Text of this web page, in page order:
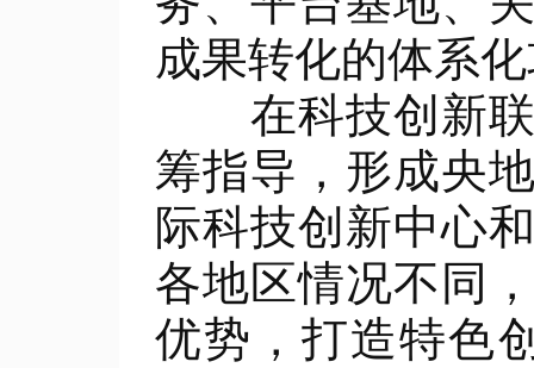
成果转化的体系
在科技创新联
筹指导，形成央
际科技创新中心
各地区情况不同
优势，打造特色